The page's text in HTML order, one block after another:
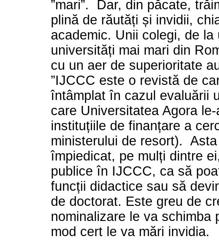
”mari”. Dar, din păcate,
plină de răutăți și invidii,
academic. Unii colegi, de la
universități mai mari din
cu un aer de superioritate
”IJCCC este o revistă de
întâmplat în cazul evaluării
care Universitatea Agora
instituțiile de finanțare a
ministerului de resort).
împiedicat, pe mulți dintre
publice în IJCCC, ca să
funcții didactice sau să
de doctorat. Este greu de
nominalizare le va schimba
mod cert le va mări invidia.